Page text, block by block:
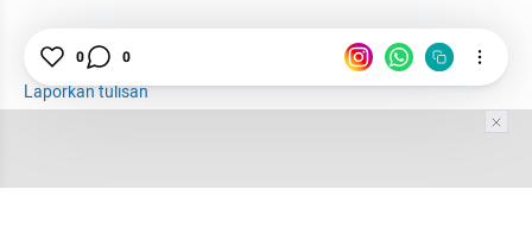
LPG 3 Kg
Laporkan tulisan
0 0